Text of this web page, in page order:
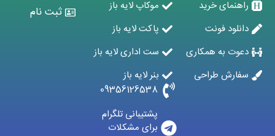
راهنمای خرید
دانلود فونت
دعوت به همکاری
سفارش طراحی
موکاپ لایه باز
پاکت لایه باز
ست اداری لایه باز
بنر لایه باز
ثبت نام
09356126538
پشتیبانی تلگرام
برای مشکلات